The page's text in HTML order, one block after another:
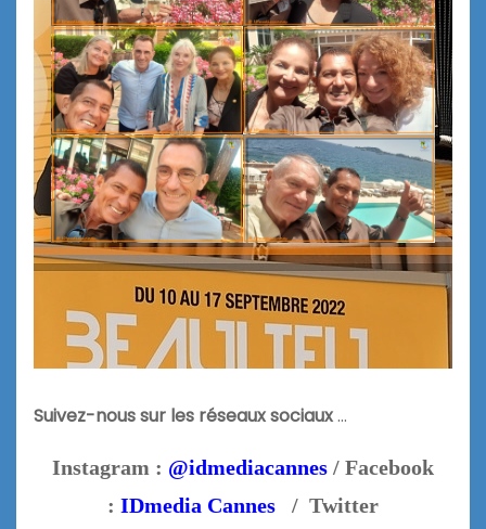
Suivez-nous sur les réseaux sociaux…
Instagram : @idmediacannes / Facebook
: IDmedia Cannes / Twitter